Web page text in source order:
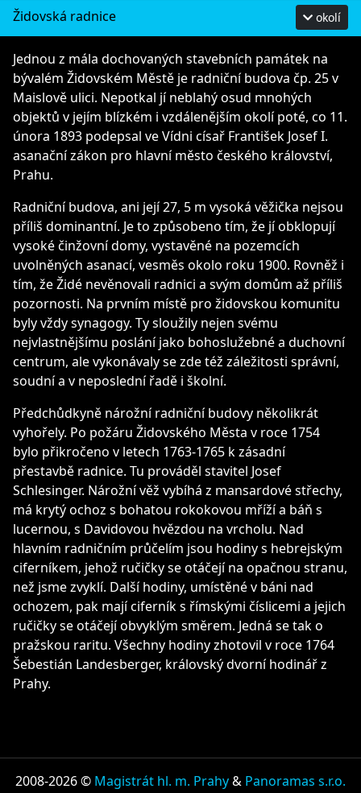
Židovská radnice okolí
Jednou z mála dochovaných stavebních památek na
bývalém Židovském Městě je radniční budova čp. 25 v
Maislově ulici. Nepotkal jí neblahý osud mnohých
objektů v jejím blízkém i vzdálenějším okolí poté, co 11.
února 1893 podepsal ve Vídni císař František Josef I.
asanační zákon pro hlavní město českého království,
Prahu.
Radniční budova, ani její 27, 5 m vysoká věžička nejsou
příliš dominantní. Je to způsobeno tím, že jí obklopují
vysoké činžovní domy, vystavěné na pozemcích
uvolněných asanací, vesměs okolo roku 1900. Rovněž i
tím, že Židé nevěnovali radnici a svým domům až příliš
pozornosti. Na prvním místě pro židovskou komunitu
byly vždy synagogy. Ty sloužily nejen svému
nejvlastnějšímu poslání jako bohoslužebné a duchovní
centrum, ale vykonávaly se zde též záležitosti správní,
soudní a v neposlední řadě i školní.
Předchůdkyně nárožní radniční budovy několikrát
vyhořely. Po požáru Židovského Města v roce 1754
bylo přikročeno v letech 1763-1765 k zásadní
přestavbě radnice. Tu prováděl stavitel Josef
Schlesinger. Nárožní věž vybíhá z mansardové střechy,
má krytý ochoz s bohatou rokokovou mříží a báň s
lucernou, s Davidovou hvězdou na vrcholu. Nad
hlavním radničním průčelím jsou hodiny s hebrejským
ciferníkem, jehož ručičky se otáčejí na opačnou stranu,
než jsme zvyklí. Další hodiny, umístěné v báni nad
ochozem, pak mají ciferník s římskými číslicemi a jejich
ručičky se otáčejí obvyklým směrem. Jedná se tak o
pražskou raritu. Všechny hodiny zhotovil v roce 1764
Šebestián Landesberger, královský dvorní hodinář z
Prahy.
2008-2026 © Magistrát hl. m. Prahy& Panoramas s.r.o.